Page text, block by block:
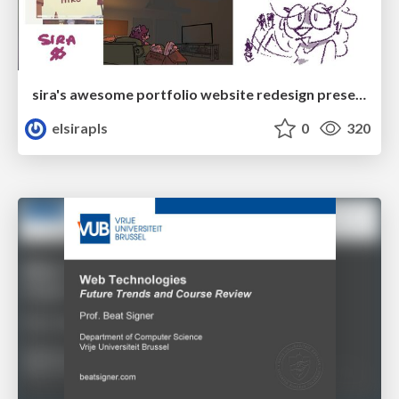
sira's awesome portfolio website redesign presentation
elsirapls
0 320